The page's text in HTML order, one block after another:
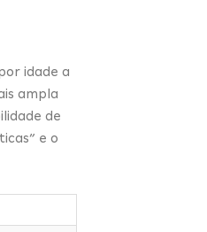
idade a
ampla
de
e o